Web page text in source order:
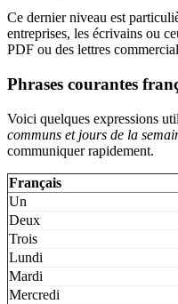
Ce dernier niveau est
entreprises, les écrivains ou
PDF ou des lettres
Phrases courantes
Voici quelques expressions
communs et jours de la
communiquer rapidement.
Français
Un
Deux
Trois
Lundi
Mardi
Mercredi